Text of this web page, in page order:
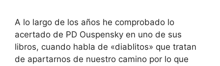
A lo largo de los años he comprobado lo
acertado de PD Ouspensky en uno de sus
libros, cuando habla de «diablitos» que tratan
de apartarnos de nuestro camino por lo que